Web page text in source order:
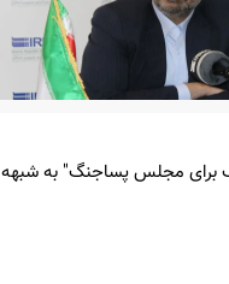
برای مجلس پساجنگ" به شبهه